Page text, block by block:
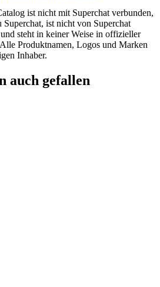
ist nicht mit Superchat verbunden,
ist nicht von Superchat
steht in keiner Weise in offizieller
Produktnamen, Logos und Marken
Inhaber.
auch gefallen